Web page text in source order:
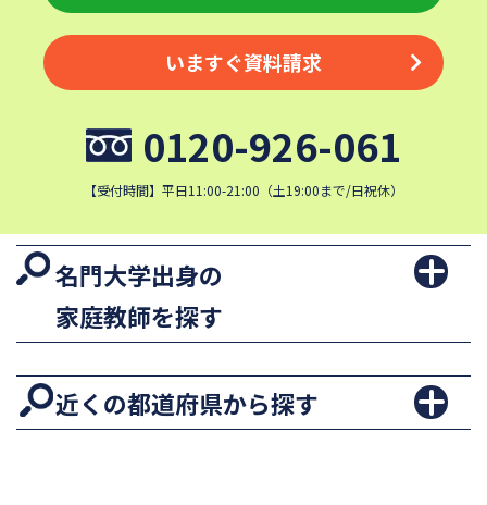
いますぐ資料請求
0120-926-061
【受付時間】平日11:00-21:00（土19:00まで/日祝休）
名門大学出身の
家庭教師を探す
近くの都道府県から探す